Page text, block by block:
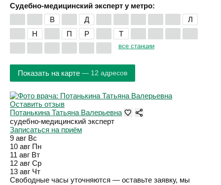
Судебно-медицинский эксперт у метро:
В Д
Л
Н П Р Т
все станции
Показать на карте — 12 адресов
Оставить отзыв
Потанькина Татьяна Валерьевна
судебно-медицинский эксперт
Записаться на приём
9 авг Вс
10 авг Пн
11 авг Вт
12 авг Ср
13 авг Чт
Свободные часы уточняются — оставьте заявку, мы